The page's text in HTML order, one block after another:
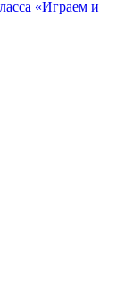
«Играем и